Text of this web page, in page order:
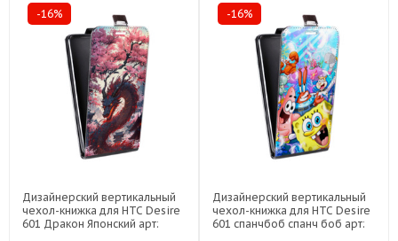
-16%
Дизайнерский вертикальный
чехол-книжка для HTC Desire
601 Дракон Японский арт:
-16%
Дизайнерский вертикальный
чехол-книжка для HTC Desire
601 спанчбоб спанч боб арт: